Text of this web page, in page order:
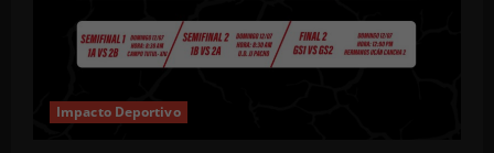
Impacto Deportivo